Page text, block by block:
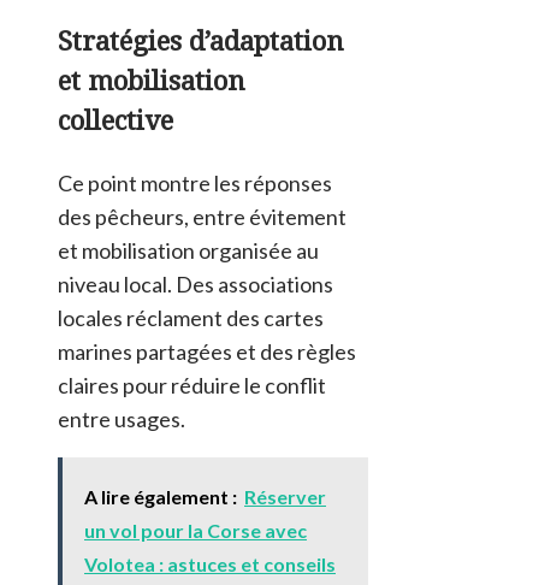
Stratégies d’adaptation
et mobilisation
collective
Ce point montre les réponses
des pêcheurs, entre évitement
et mobilisation organisée au
niveau local. Des associations
locales réclament des cartes
marines partagées et des règles
claires pour réduire le conflit
entre usages.
A lire également : Réserver
un vol pour la Corse avec
Volotea : astuces et conseils